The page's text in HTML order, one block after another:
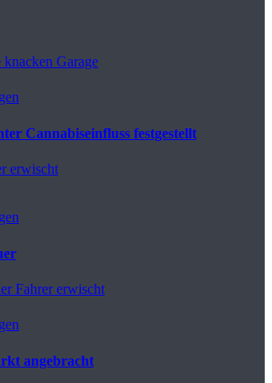
Garage
Cannabiseinfluss festgestellt
erwischt
Fahrer erwischt
angebracht